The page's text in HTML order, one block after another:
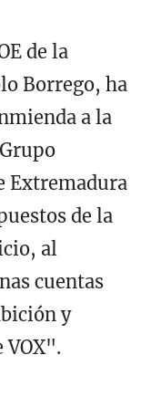
de la
Borrego, ha
a la
Extremadura
de la
al
cuentas
y
VOX".